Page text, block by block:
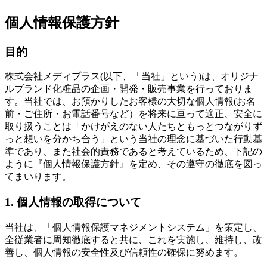
個人情報保護方針
目的
株式会社メディプラス(以下、「当社」という)は、オリジナ
ルブランド化粧品の企画・開発・販売事業を行っておりま
す。当社では、お預かりしたお客様の大切な個人情報(お名
前・ご住所・お電話番号など）を将来に亘って適正、安全に
取り扱うことは「かけがえのない人たちともっとつながりず
っと想いを分かち合う」という当社の理念に基づいた行動基
準であり、また社会的責務であると考えているため、下記の
ように『個人情報保護方針』を定め、その遵守の徹底を図っ
てまいります。
1. 個人情報の取得について
当社は、「個人情報保護マネジメントシステム」を策定し、
全従業者に周知徹底すると共に、これを実施し、維持し、改
善し、個人情報の安全性及び信頼性の確保に努めます。